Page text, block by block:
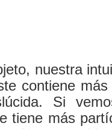
nuestra
contiene
Si
tiene más